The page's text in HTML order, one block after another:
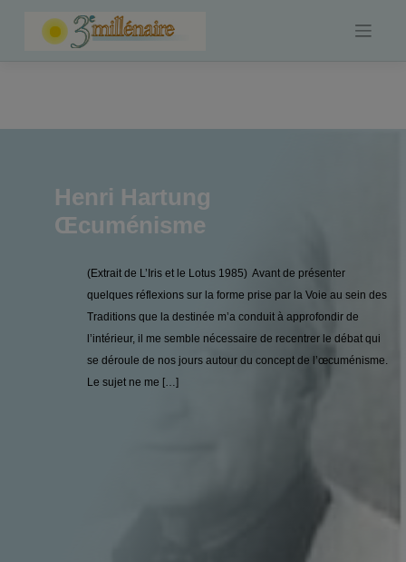
Henri Hartung
Œcuménisme
(Extrait de L’Iris et le Lotus 1985) Avant de présenter
quelques réflexions sur la forme prise par la Voie au sein des
Traditions que la destinée m’a conduit à approfondir de
l’intérieur, il me semble nécessaire de recentrer le débat qui
se déroule de nos jours autour du concept de l’œcuménisme.
Le sujet ne me […]